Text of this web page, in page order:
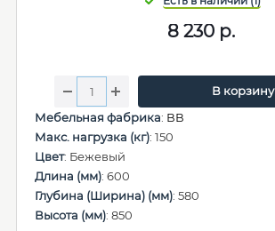
8 230 р.
В корзину
Мебельная фабрика: ВВ
Макс. нагрузка (кг): 150
Цвет: Бежевый
Длина (мм): 600
Глубина (Ширина) (мм): 580
Высота (мм): 850